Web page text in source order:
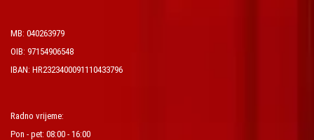
MB: 040263979
OIB: 97154906548
IBAN: HR2323400091110433796
Radno vrijeme:
Pon - pet: 08:00 - 16:00